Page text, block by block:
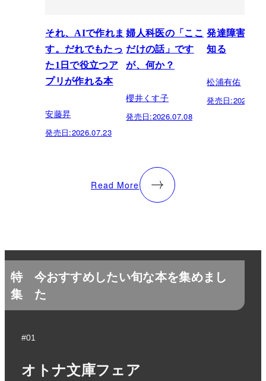
それ、AIで作れま
す。だれでもたっ
た1日で役立つア
プリが作れる本
安藤昇
発売日:2026.07.23
婦人科医の「ここ
だけの話」です
が、何か？
櫻井くす子
発売日:2026.07.08
発達障害を
知る
松浦有佑
発売日:
Read More
特
集
今おすすめしたい旬な本を集めまし
た
#01
オトナ文庫フェア